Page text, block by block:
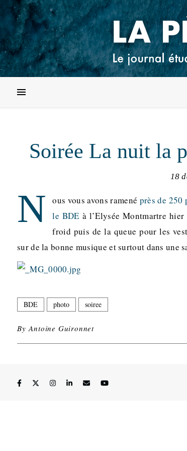
Soirée La nuit la
18
N ous vous avons ramené près de 250
le BDE à l’Elysée Montmartre
froid puis de la queue pour les
sur de la bonne musique et surtout dans une
BDE photo soiree
ByAntoine Guironnet